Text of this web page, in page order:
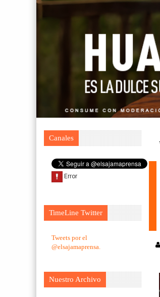
Canales
TimeLine Twitter
Tweets por el
@elsajamaprensa.
Nuestro Archivo